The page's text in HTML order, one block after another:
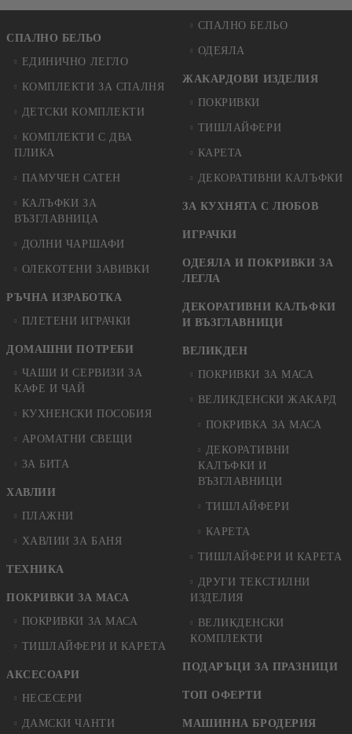
СПАЛНО БЕЛЬО
ЕДИНИЧНО ЛЕГЛО
КОМПЛЕКТИ ЗА СПАЛНЯ
ДЕТСКИ КОМПЛЕКТИ
КОМПЛЕКТИ С ДВА
ПЛИКА
ПАМУЧЕН САТЕН
КАЛЪФКИ ЗА
ВЪЗГЛАВНИЦА
ДОЛНИ ЧАРШАФИ
ОЛЕКОТЕНИ ЗАВИВКИ
РЪЧНА ИЗРАБОТКА
ПЛЕТЕНИ ИГРАЧКИ
ДОМАШНИ ПОТРЕБИ
ЧАШИ И СЕРВИЗИ ЗА
КАФЕ И ЧАЙ
КУХНЕНСКИ ПОСОБИЯ
АРОМАТНИ СВЕЩИ
ЗА БИТА
ХАВЛИИ
ПЛАЖНИ
ХАВЛИИ ЗА БАНЯ
ТЕХНИКА
ПОКРИВКИ ЗА МАСА
ПОКРИВКИ ЗА МАСА
ТИШЛАЙФЕРИ И КАРЕТА
АКСЕСОАРИ
НЕСЕСЕРИ
ДАМСКИ ЧАНТИ
СПАЛНО БЕЛЬО
ОДЕЯЛА
ЖАКАРДОВИ ИЗДЕЛИЯ
ПОКРИВКИ
ТИШЛАЙФЕРИ
КАРЕТА
ДЕКОРАТИВНИ КАЛЪФКИ
ЗА КУХНЯТА С ЛЮБОВ
ИГРАЧКИ
ОДЕЯЛА И ПОКРИВКИ ЗА
ЛЕГЛА
ДЕКОРАТИВНИ КАЛЪФКИ
И ВЪЗГЛАВНИЦИ
ВЕЛИКДЕН
ПОКРИВКИ ЗА МАСА
ВЕЛИКДЕНСКИ ЖАКАРД
ПОКРИВКА ЗА МАСА
ДЕКОРАТИВНИ
КАЛЪФКИ И
ВЪЗГЛАВНИЦИ
ТИШЛАЙФЕРИ
КАРЕТА
ТИШЛАЙФЕРИ И КАРЕТА
ДРУГИ ТЕКСТИЛНИ
ИЗДЕЛИЯ
ВЕЛИКДЕНСКИ
КОМПЛЕКТИ
ПОДАРЪЦИ ЗА ПРАЗНИЦИ
ТОП ОФЕРТИ
МАШИННА БРОДЕРИЯ